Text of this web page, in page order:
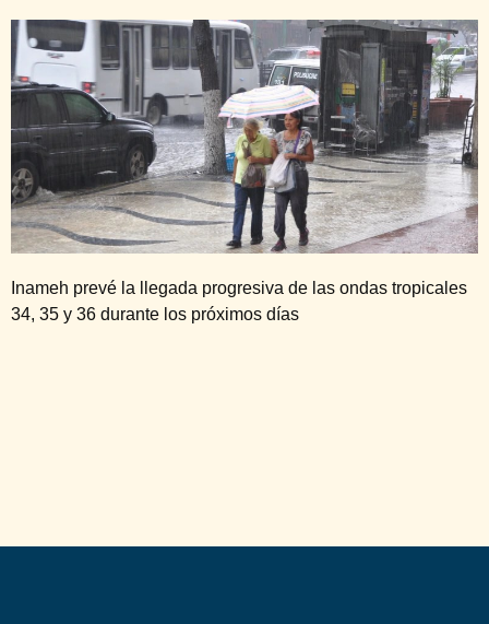
Inameh prevé la llegada progresiva de las ondas tropicales
34, 35 y 36 durante los próximos días